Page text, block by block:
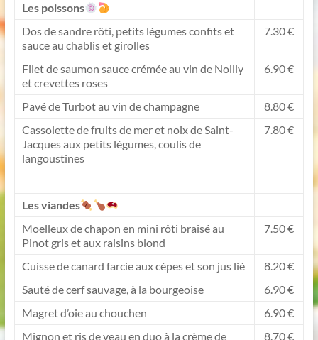
Les poissons
Dos de sandre rôti, petits légumes confits et
sauce au chablis et girolles
7.30 €
Filet de saumon sauce crémée au vin de Noilly
et crevettes roses
6.90 €
Pavé de Turbot au vin de champagne
8.80 €
Cassolette de fruits de mer et noix de Saint-
Jacques aux petits légumes, coulis de
langoustines
7.80 €
Les viandes
Moelleux de chapon en mini rôti braisé au
Pinot gris et aux raisins blond
7.50 €
Cuisse de canard farcie aux cèpes et son jus lié
8.20 €
Sauté de cerf sauvage, à la bourgeoise
6.90 €
Magret d’oie au chouchen
6.90 €
Mignon et ris de veau en duo à la crème de
8.70 €